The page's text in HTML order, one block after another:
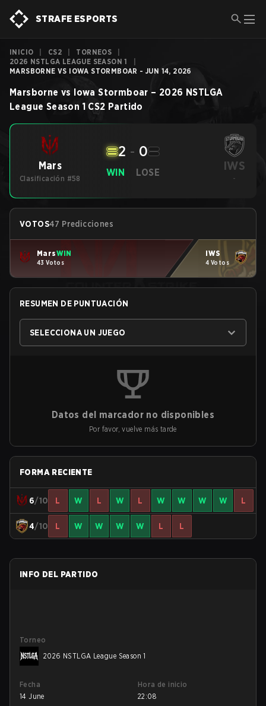
STRAFE ESPORTS
INICIO CS2 TORNEOS
2026 NSTLGA LEAGUE SEASON 1
MARSBORNE VS IOWA STORMBOAR - JUN 14, 2026
Marsborne vs Iowa Stormboar – 2026 NSTLGA
League Season 1 CS2 Partido
Mars
Clasificación #58
WIN
2 - 0
LOSE IWS
-
VOTOS47 Predicciones
MarsWIN
43 Votos
IWS
4 Votos
RESUMEN DE PUNTUACIÓN
SELECCIONA UN JUEGO
Datos del marcador no disponibles
Por favor, vuelve más tarde
FORMA RECIENTE
6/10 L W L W L W W W W L
4/10 L W W W W L L
INFO DEL PARTIDO
Torneo
2026 NSTLGA League Season 1
Fecha
14 June
Hora de inicio
22:08